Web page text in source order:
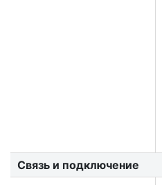
Связь и подключение